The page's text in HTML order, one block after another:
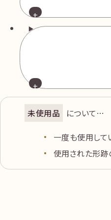
進むといくら
ー
約
未使用品 について…
一度も使用して
使用された形